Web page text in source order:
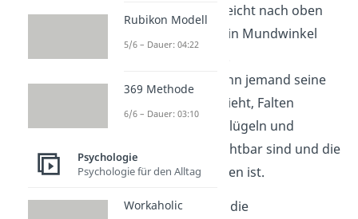
ist, die Wangen leicht nach oben
gehen und nur ein Mundwinkel
: Ekel ist, wenn jemand seine
Oberlippe hochzieht, Falten
zwischen Nasenflügeln und
Mundwinkeln sichtbar sind und die
Nase hochgezogen ist.
Wenn du mehr über die
Rubikon Modell
5/6 – Dauer: 04:22
369 Methode
6/6 – Dauer: 03:10
Psychologie
Psychologie für den Alltag
Workaholic